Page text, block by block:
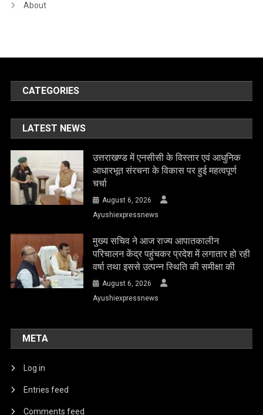
About
CATEGORIES
LATEST NEWS
उत्तराखण्ड में एनसीसी के विस्तार एवं आधुनिक
आधारभूत संरचना के विकास पर हुई महत्वपूर्ण
चर्चा
August 6, 2026
Ayushiexpressnews
मुख्य सचिव ने आज राज्य आपातकालीन
परिचालन केंद्र पहुंचकर प्रदेश में लगातार हो रही
वर्षा तथा इससे उत्पन्न स्थिति की समीक्षा की
August 6, 2026
Ayushiexpressnews
META
Log in
Entries feed
Comments feed